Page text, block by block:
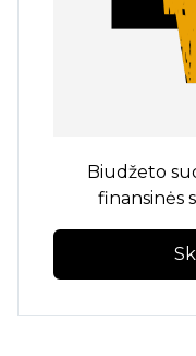
Biudžeto
finansinės